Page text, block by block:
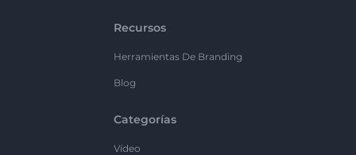
Recursos
Herramientas De Branding
Blog
Categorías
Vídeo